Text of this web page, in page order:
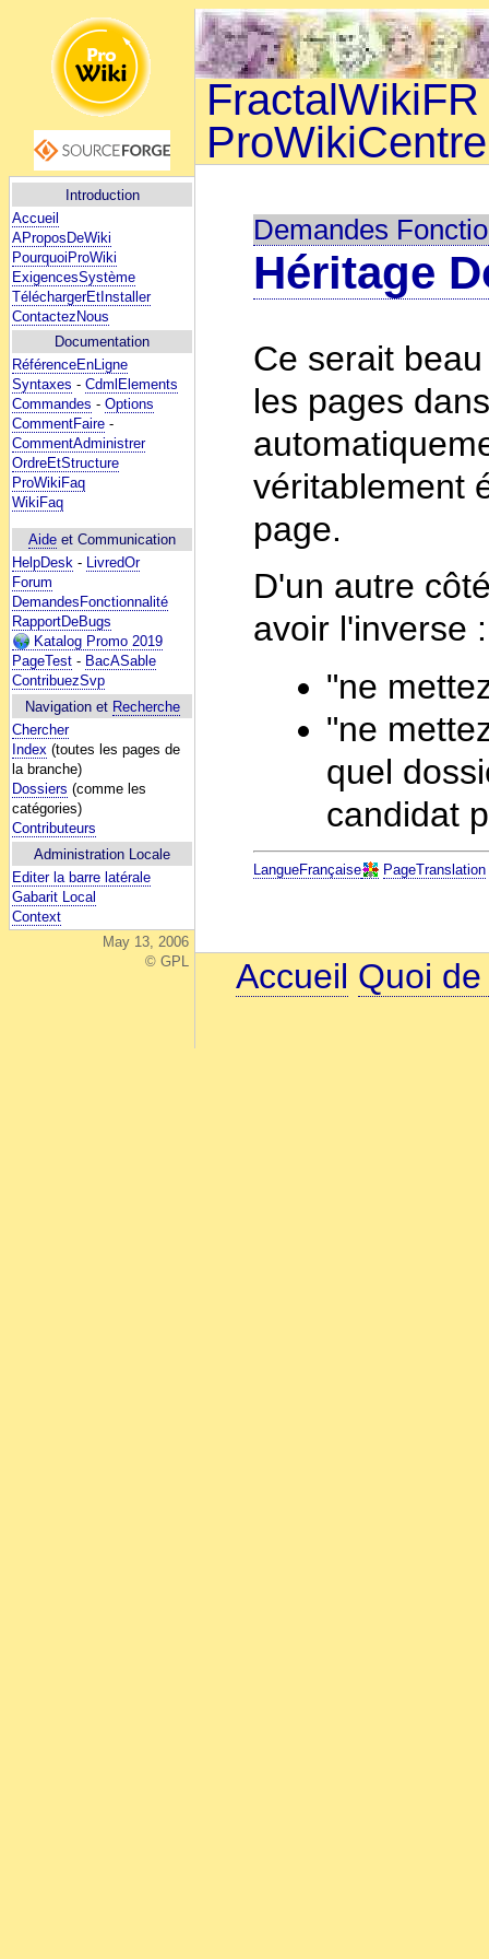
Introduction
Accueil
AProposDeWiki
PourquoiProWiki
ExigencesSystème
TéléchargerEtInstaller
ContactezNous
Documentation
RéférenceEnLigne
Syntaxes - CdmlElements
Commandes - Options
CommentFaire -
CommentAdministrer
OrdreEtStructure
ProWikiFaq
WikiFaq
Aide et Communication
HelpDesk - LivredOr
Forum
DemandesFonctionnalité
RapportDeBugs
Katalog Promo 2019
PageTest - BacASable
ContribuezSvp
Navigation et Recherche
Chercher
Index (toutes les pages de
la branche)
Dossiers (comme les
catégories)
Contributeurs
Administration Locale
Editer la barre latérale
Gabarit Local
Context
May 13, 2006
© GPL
FractalWikiFR
ProWikiCentre
Demandes
Héritage
Ce serait
les pages
véritablement
page.
D'un autre
avoir l'inverse :
"ne
"ne
quel
candidat
LangueFrançaise PageTranslation
Accueil Quoi